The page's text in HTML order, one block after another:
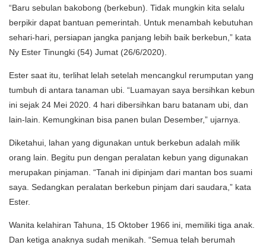
“Baru sebulan bakobong (berkebun). Tidak mungkin kita selalu
berpikir dapat bantuan pemerintah. Untuk menambah kebutuhan
sehari-hari, persiapan jangka panjang lebih baik berkebun,” kata
Ny Ester Tinungki (54) Jumat (26/6/2020).
Ester saat itu, terlihat lelah setelah mencangkul rerumputan yang
tumbuh di antara tanaman ubi. “Luamayan saya bersihkan kebun
ini sejak 24 Mei 2020. 4 hari dibersihkan baru batanam ubi, dan
lain-lain. Kemungkinan bisa panen bulan Desember,” ujarnya.
Diketahui, lahan yang digunakan untuk berkebun adalah milik
orang lain. Begitu pun dengan peralatan kebun yang digunakan
merupakan pinjaman. “Tanah ini dipinjam dari mantan bos suami
saya. Sedangkan peralatan berkebun pinjam dari saudara,” kata
Ester.
Wanita kelahiran Tahuna, 15 Oktober 1966 ini, memiliki tiga anak.
Dan ketiga anaknya sudah menikah. “Semua telah berumah